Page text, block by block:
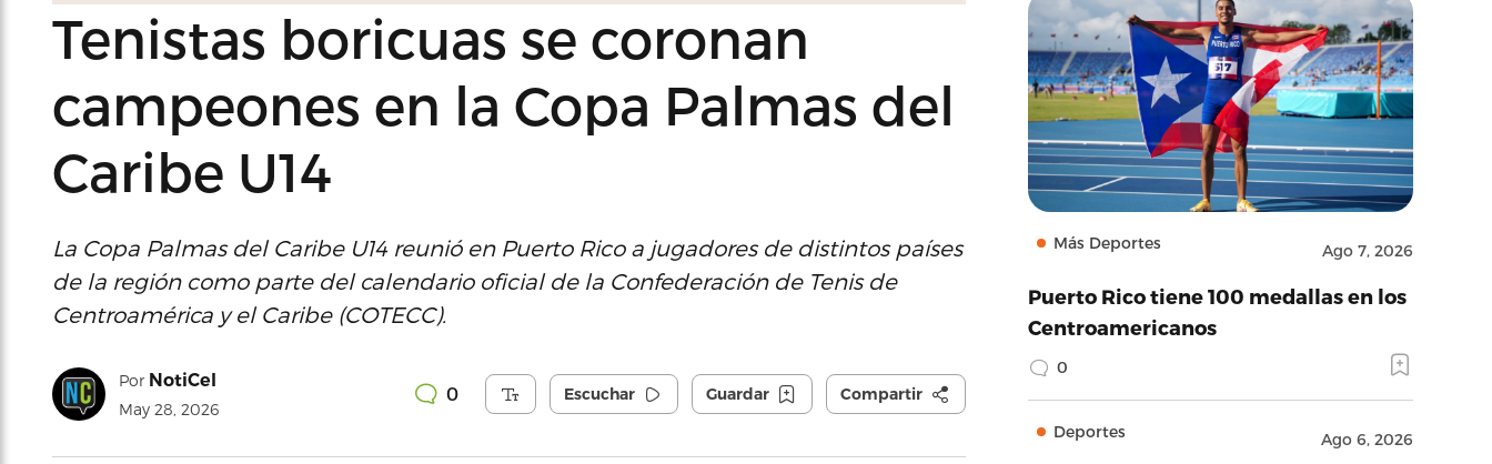
Tenistas boricuas se coronan
campeones en la Copa Palmas del
Caribe U14
La Copa Palmas del Caribe U14 reunió en Puerto Rico a jugadores de distintos países
de la región como parte del calendario oficial de la Confederación de Tenis de
Centroamérica y el Caribe (COTECC).
Por NotiCel
May 28, 2026
0 Escuchar Guardar Compartir
Más Deportes Ago 7, 2026
Puerto Rico tiene 100 medallas en los
Centroamericanos
0
Deportes Ago 6, 2026